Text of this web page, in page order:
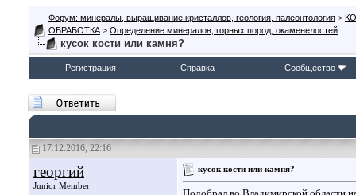
Форум: минералы, выращивание кристаллов, геология, палеонтология >
ОБРАБОТКА > Определение минералов, горных пород, окаменелостей
кусок кости или камня?
Регистрация Справка Сообщество
17.12.2016, 22:16
георгий
Junior Member
кусок кости или камня?